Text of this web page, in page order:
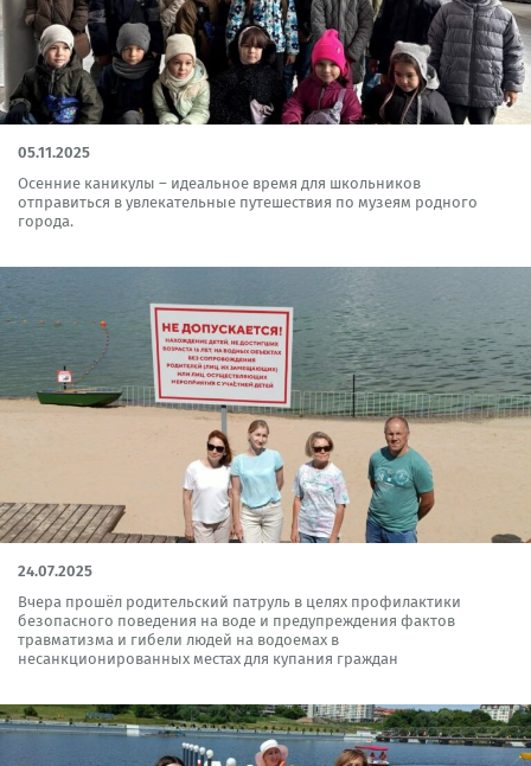
05.11.2025
Осенние каникулы – идеальное время для школьников
отправиться в увлекательные путешествия по музеям родного
города.
24.07.2025
Вчера прошёл родительский патруль в целях профилактики
безопасного поведения на воде и предупреждения фактов
травматизма и гибели людей на водоемах в
несанкционированных местах для купания граждан